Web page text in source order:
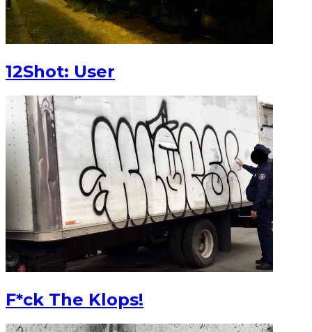
12Shot: User
F*ck The Klops!